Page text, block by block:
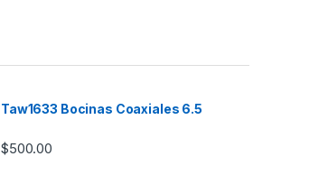
Taw1633 Bocinas Coaxiales 6.5
$500.00